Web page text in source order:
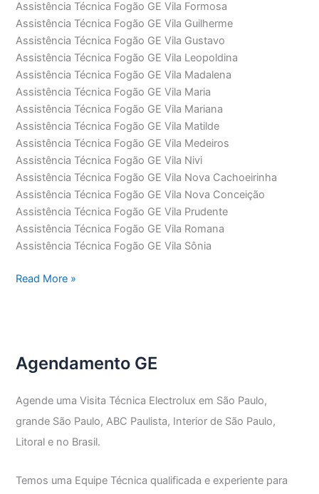
Assistência Técnica Fogão GE Vila Formosa
Assistência Técnica Fogão GE Vila Guilherme
Assistência Técnica Fogão GE Vila Gustavo
Assistência Técnica Fogão GE Vila Leopoldina
Assistência Técnica Fogão GE Vila Madalena
Assistência Técnica Fogão GE Vila Maria
Assistência Técnica Fogão GE Vila Mariana
Assistência Técnica Fogão GE Vila Matilde
Assistência Técnica Fogão GE Vila Medeiros
Assistência Técnica Fogão GE Vila Nivi
Assistência Técnica Fogão GE Vila Nova Cachoeirinha
Assistência Técnica Fogão GE Vila Nova Conceição
Assistência Técnica Fogão GE Vila Prudente
Assistência Técnica Fogão GE Vila Romana
Assistência Técnica Fogão GE Vila Sônia
Assistência
Read More »
Agendamento GE
Agende uma Visita Técnica Electrolux em São Paulo,
grande São Paulo, ABC Paulista, Interior de São Paulo,
Litoral e no Brasil.
Temos uma Equipe Técnica qualificada e experiente para